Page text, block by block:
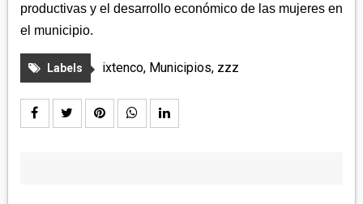
productivas y el desarrollo económico de las mujeres en
el municipio.
Labels ixtenco, Municipios, zzz